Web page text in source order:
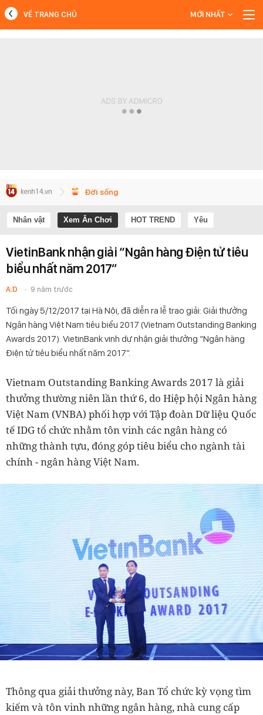
VỀ TRANG CHỦ MỚI NHẤT
Đời sống
Nhân vật Xem Ăn Chơi HOT TREND Yêu
VietinBank nhận giải “Ngân hàng Điện tử tiêu
biểu nhất năm 2017”
A.D 9 năm trước
Tối ngày 5/12/2017 tại Hà Nội, đã diễn ra lễ trao giải: Giải thưởng
Ngân hàng Việt Nam tiêu biểu 2017 (Vietnam Outstanding Banking
Awards 2017). VietinBank vinh dự nhận giải thưởng “Ngân hàng
Điện tử tiêu biểu nhất năm 2017”.
Vietnam Outstanding Banking Awards 2017 là giải
thưởng thường niên lần thứ 6, do Hiệp hội Ngân hàng
Việt Nam (VNBA) phối hợp với Tập đoàn Dữ liệu Quốc
tế IDG tổ chức nhằm tôn vinh các ngân hàng có
những thành tựu, đóng góp tiêu biểu cho ngành tài
chính - ngân hàng Việt Nam.
Thông qua giải thưởng này, Ban Tổ chức kỳ vọng tìm
kiếm và tôn vinh những ngân hàng, nhà cung cấp